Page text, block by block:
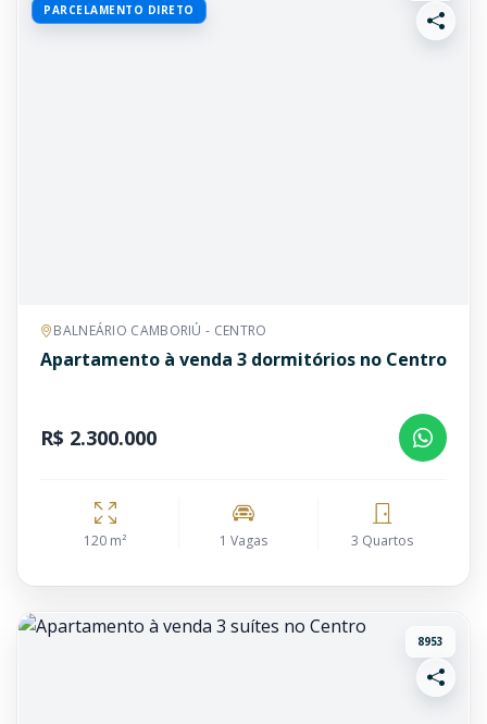
PARCELAMENTO DIRETO
BALNEÁRIO CAMBORIÚ - CENTRO
Apartamento à venda 3 dormitórios no Centro
R$ 2.300.000
120 m² 1 Vagas 3 Quartos
8953